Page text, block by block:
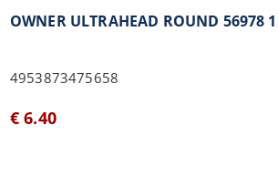
OWNER ULTRAHEAD ROUND 56978
4953873475658
€ 6.40